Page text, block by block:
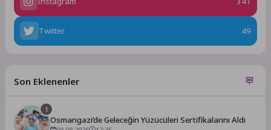
Twitter 49
Son Eklenenler
1
Osmangazi’de Geleceğin Yüzücüleri Sertifikalarını Aldı